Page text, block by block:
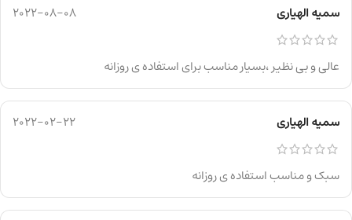
سمیه الهیاری 2022-08-08
عالی و بی نظیر ،بسیار مناسب برای استفاده ی روزانه
سمیه الهیاری 2022-02-22
سبک و مناسب استفاده ی روزانه